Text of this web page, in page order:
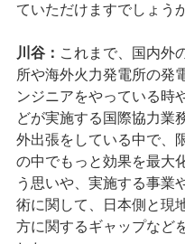
ていただけますでしょう
川谷： これまで、国内外
所や海外⽕⼒発電所の発
ンジニアをやっている時
どが実施する国際協⼒業
外出張をしている中で、
の中でもっと効果を最⼤
う思いや、実施する事業
術に関して、⽇本側と現
⽅に関するギャップなど